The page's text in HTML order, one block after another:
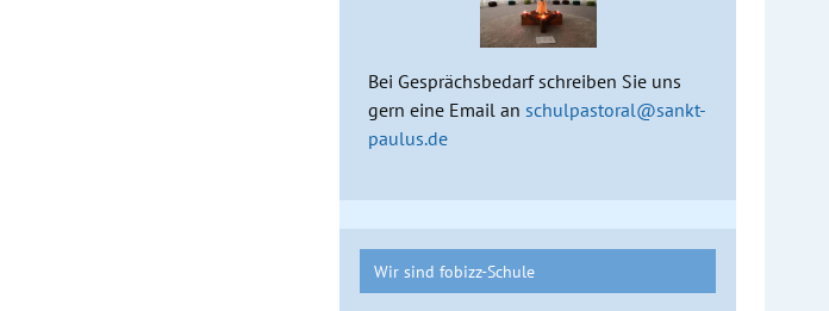
Bei Gesprächsbedarf schreiben Sie uns
gern eine Email anschulpastoral@sankt-
paulus.de
Wir sind fobizz-Schule